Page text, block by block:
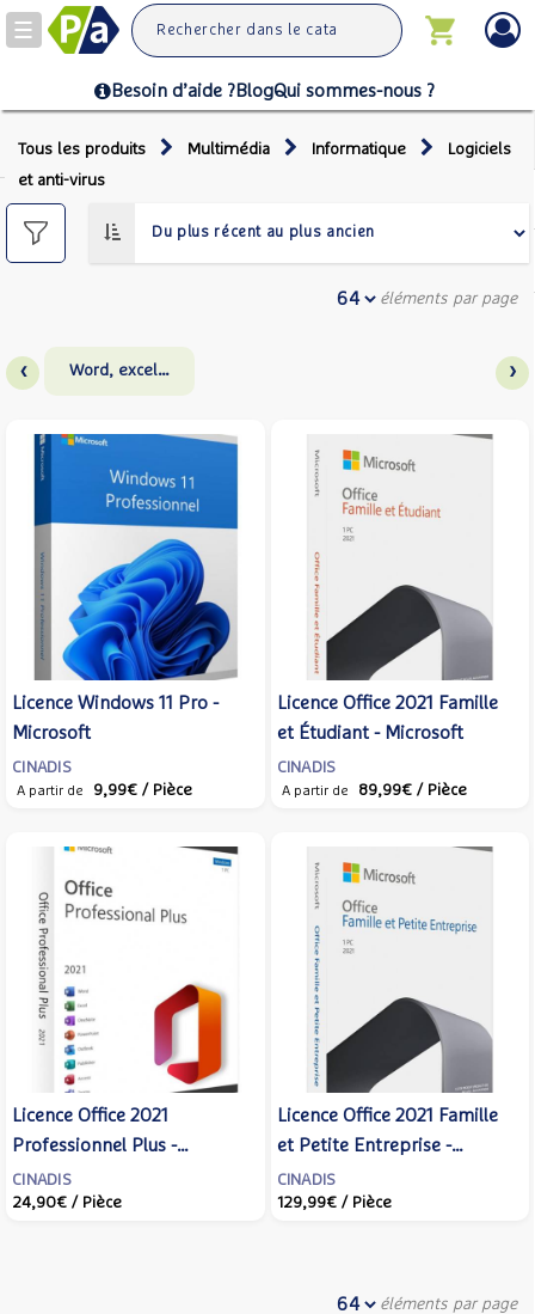
Toggle
navigation
Besoin d’aide ?BlogQui sommes-nous ?
Tous les produits Multimédia Informatique
Logiciels
et anti-virus
éléments par page
‹ Word, excel… ›
Licence Windows 11 Pro -
Microsoft
CINADIS
A partir de 9,99€ / Pièce
Licence Office 2021 Famille
et Étudiant - Microsoft
CINADIS
A partir de 89,99€ / Pièce
Licence Office 2021
Professionnel Plus -
Microsoft
CINADIS
24,90€ / Pièce
Licence Office 2021 Famille
et Petite Entreprise -
Microsoft
CINADIS
129,99€ / Pièce
éléments par page